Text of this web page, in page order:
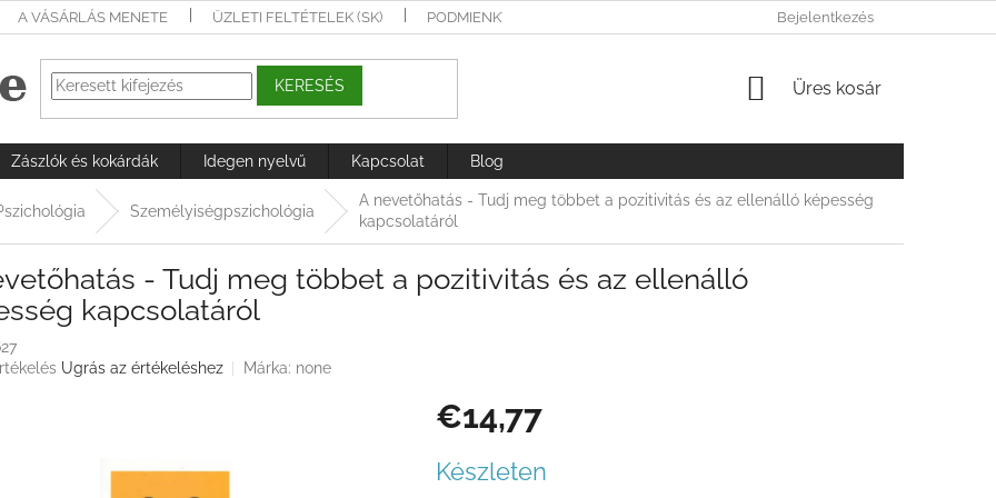
A VÁSÁRLÁS MENETE ÜZLETI FELTÉTELEK (SK) PODMIENKY OCHRANY OSOBNÝCH ÚDAJOV Bejelentkezés
KERESÉS KOSÁR
Üres kosár
Zászlók és kokárdák Idegen nyelvű Kapcsolat Blog
Személyiségpszichológia
A nevetőhatás - Tudj meg többet a pozitivitás és az ellenálló képesség
kapcsolatáról
- Tudj meg többet a pozitivitás és az ellenálló
kapcsolatáról
Ugrás az értékeléshez Márka: none
€14,77
Készleten